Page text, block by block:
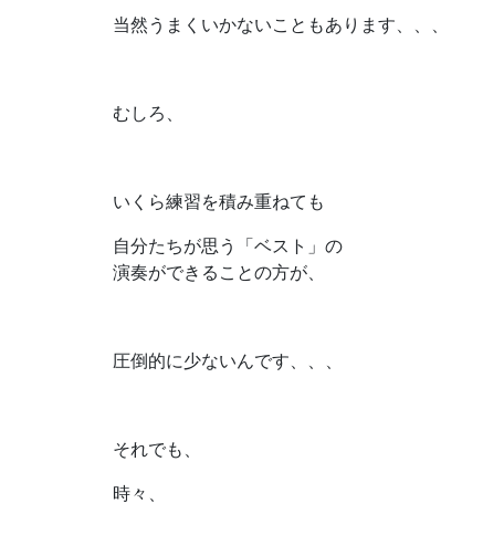
当然うまくいかないこともあります、、、
むしろ、
いくら練習を積み重ねても
自分たちが思う「ベスト」の
演奏ができることの方が、
圧倒的に少ないんです、、、
それでも、
時々、